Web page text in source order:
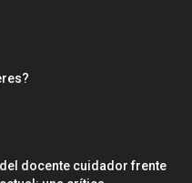
docente cuidador frente